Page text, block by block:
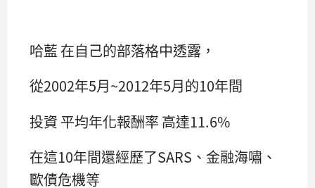
哈藍 在自己的部落格中透露，
從2002年5月~2012年5月的10年間
投資 平均年化報酬率 高達11.6%
在這10年間還經歷了SARS、金融海嘯、
歐債危機等